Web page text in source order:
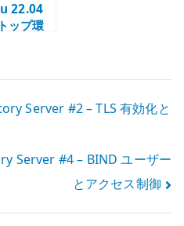
22.04
ップ環
を追加
Server #2 – TLS 有効化と
Server #4 – BIND ユーザー
とアクセス制御